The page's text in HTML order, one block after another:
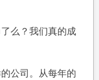
么？我们真的成
公司。从每年的